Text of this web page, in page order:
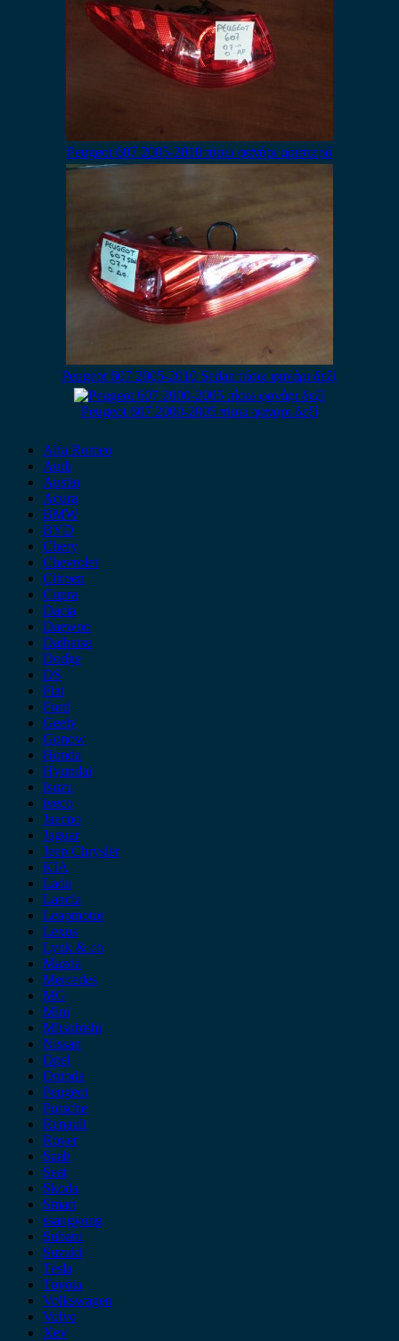
Peugeot 607 2005-2010 πίσω φανάρι αριστερό
Peugeot 607 2005-2010 Sedan πίσω φανάρι δεξί
Peugeot 607 2000-2005 πίσω φανάρι δεξί
Alfa Romeo
Audi
Austin
Acura
BMW
BYD
Chery
Chevrolet
Citroen
Cupra
Dacia
Daewoo
Daihatsu
Dodge
DS
Fiat
Ford
Geely
Gonow
Honda
Hyundai
Isuzu
iveco
Jaecoo
Jaguar
Jeep Chrysler
KIA
Lada
Lancia
Leapmotor
Lexus
Lynk & co
Mazda
Mercedes
MG
Mini
Mitsubishi
Nissan
Opel
Omoda
Peugeot
Porsche
Renault
Rover
Saab
Seat
Skoda
Smart
ssangyong
Subaru
Suzuki
Tesla
Toyota
Volkswagen
Volvo
Xev